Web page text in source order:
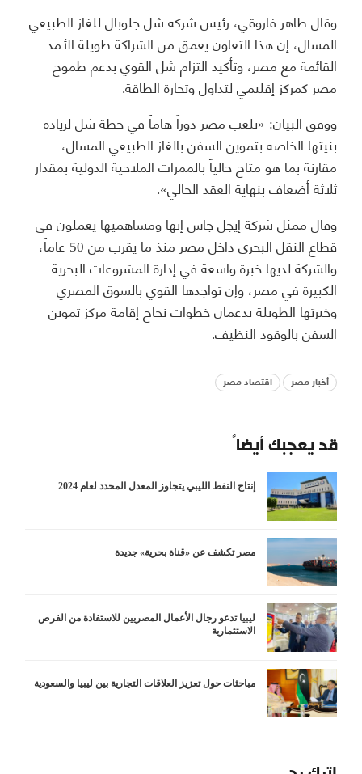
وقال طاهر فاروقي، رئيس شركة شل جلوبال للغاز الطبيعي
المسال، إن هذا التعاون يعمق من الشراكة طويلة الأمد
القائمة مع مصر، وتأكيد التزام شل القوي بدعم طموح
مصر كمركز إقليمي لتداول وتجارة الطاقة.
ووفق البيان: «تلعب مصر دوراً هاماً في خطة شل لزيادة
بنيتها الخاصة بتموين السفن بالغاز الطبيعي المسال،
مقارنة بما هو متاح حالياً بالممرات الملاحية الدولية بمقدار
ثلاثة أضعاف بنهاية العقد الحالي».
وقال ممثل شركة إيجل جاس إنها ومساهميها يعملون في
قطاع النقل البحري داخل مصر منذ ما يقرب من 50 عاماً،
والشركة لديها خبرة واسعة في إدارة المشروعات البحرية
الكبيرة في مصر، وإن تواجدها القوي بالسوق المصري
وخبرتها الطويلة يدعمان خطوات نجاح إقامة مركز تموين
السفن بالوقود النظيف.
أخبار مصر اقتصاد مصر
قد يعجبك أيضاً
إنتاج النفط الليبي يتجاوز المعدل المحدد لعام 2024
مصر تكشف عن «قناة بحرية» جديدة
ليبيا تدعو رجال الأعمال المصريين للاستفادة من الفرص
الاستثمارية
مباحثات حول تعزيز العلاقات التجارية بين ليبيا والسعودية